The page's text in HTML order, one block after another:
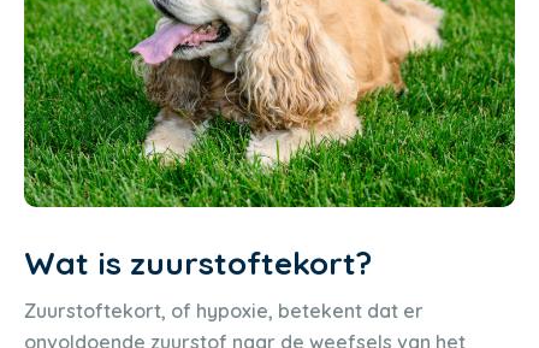
Wat is zuurstoftekort?
Zuurstoftekort, of hypoxie, betekent dat er
onvoldoende zuurstof naar de weefsels van het